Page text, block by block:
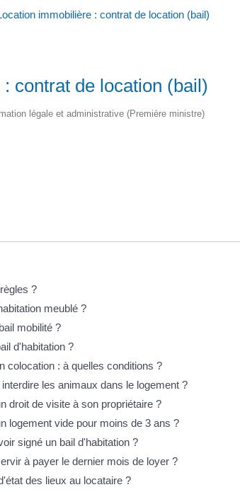
immobilière : contrat de location (bail)
contrat de location (bail)
légale et administrative (Première ministre)
?
meublé ?
mobilité ?
d'habitation ?
colocation : à quelles conditions ?
les animaux dans le logement ?
droit de visite à son propriétaire ?
logement vide pour moins de 3 ans ?
signé un bail d'habitation ?
à payer le dernier mois de loyer ?
des lieux au locataire ?